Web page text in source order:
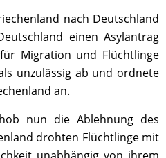
nach Deutschland
einen Asylantrag
Migration und Flüchtlinge
unzulässig ab und ordnete
an.
nun die Ablehnung des
drohten Flüchtlinge mit